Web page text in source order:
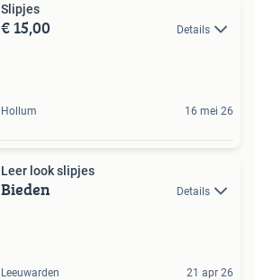
Slipjes
€ 15,00 Details
Hollum 16 mei 26
Leer look slipjes
Bieden Details
Leeuwarden 21 apr 26